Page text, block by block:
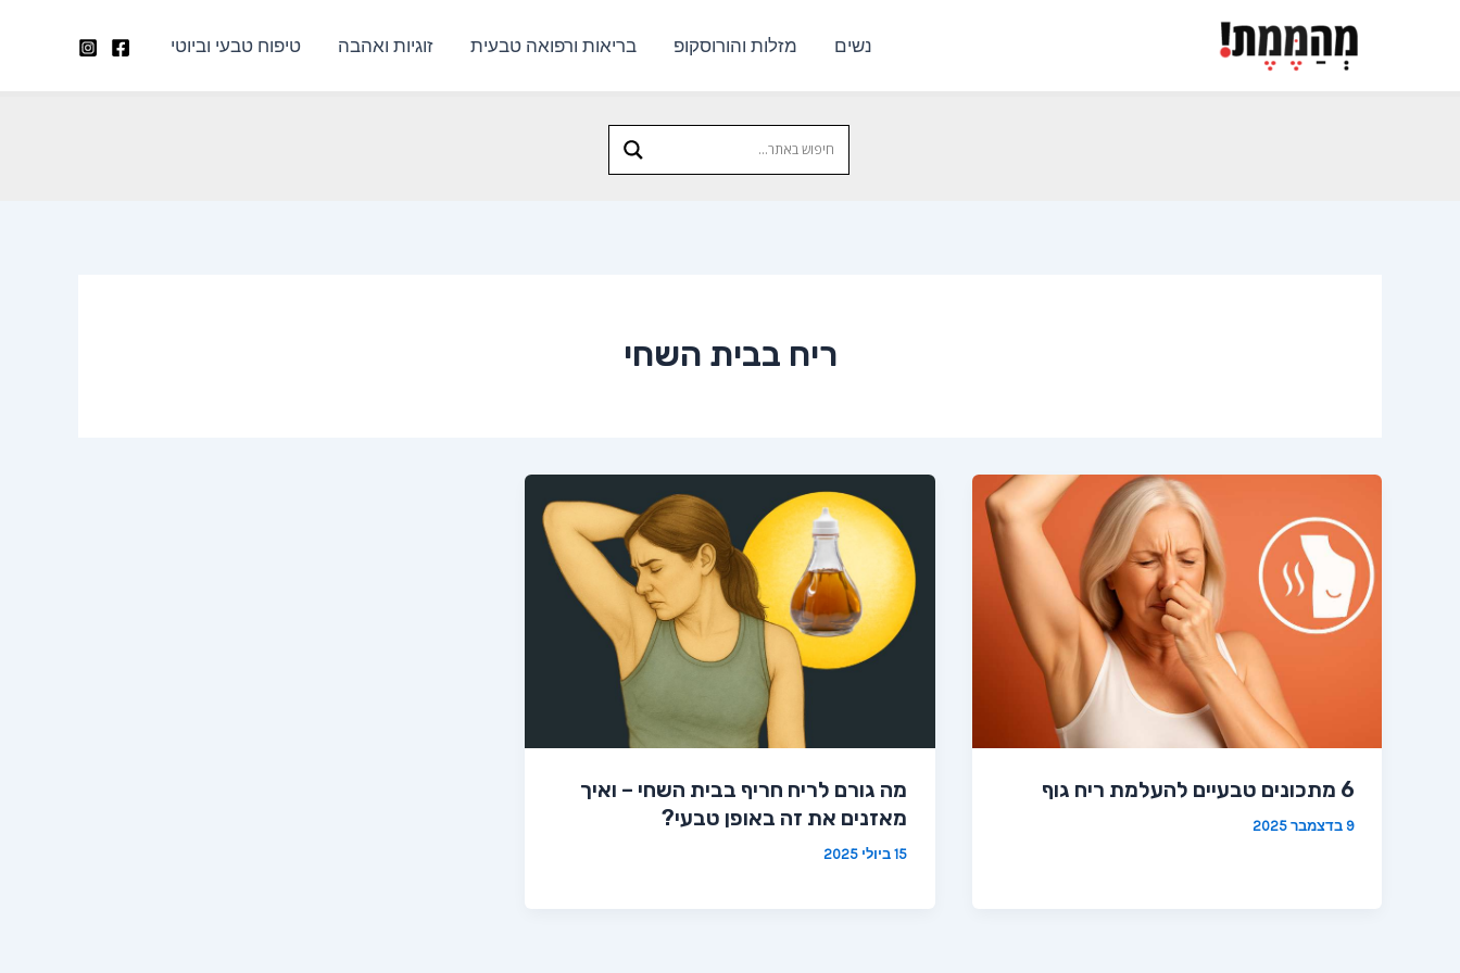
נשים מזלות והורוסקופ בריאות ורפואה טבעית זוגיות ואהבה טיפוח טבעי וביוטי
ריח בבית השחי
6 מתכונים טבעיים להעלמת ריח גוף
9 בדצמבר 2025
מה גורם לריח חריף בבית השחי – ואיך
מאזנים את זה באופן טבעי?
15 ביולי 2025